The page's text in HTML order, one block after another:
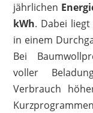
jährlichen
kWh. Dabei
in einem
Bei
voller
Verbrauch